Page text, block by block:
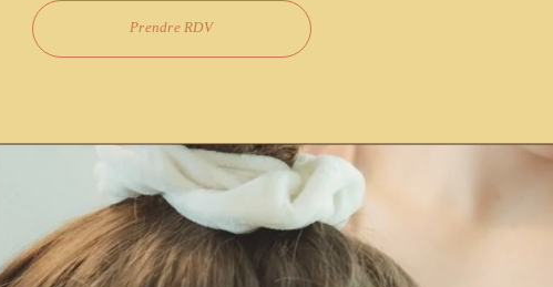
Prendre RDV